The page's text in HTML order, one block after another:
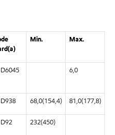
Min. Max.
6,0
68,0(154,4) 81,0(177,8)
232(450)